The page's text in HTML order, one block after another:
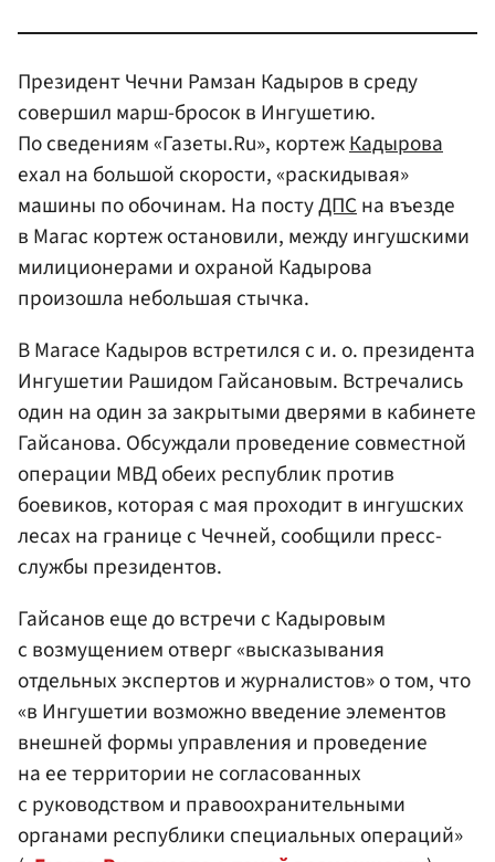
Президент Чечни Рамзан Кадыров в среду
совершил марш-бросок в Ингушетию.
По сведениям «Газеты.Ru», кортежКадырова
ехал на большой скорости, «раскидывая»
машины по обочинам. На постуДПСна въезде
в Магас кортеж остановили, между ингушскими
милиционерами и охраной Кадырова
произошла небольшая стычка.
В Магасе Кадыров встретился с и. о. президента
Ингушетии Рашидом Гайсановым. Встречались
один на один за закрытыми дверями в кабинете
Гайсанова. Обсуждали проведение совместной
операции МВДобеих республик против
боевиков, которая с мая проходит в ингушских
лесах на границе с Чечней, сообщили пресс-
службы президентов.
Гайсанов еще до встречи с Кадыровым
с возмущением отверг «высказывания
отдельных экспертов и журналистов» о том, что
«в Ингушетии возможно введение элементов
внешней формы управления и проведение
на ее территории не согласованных
с руководством и правоохранительными
органами республики специальных операций»